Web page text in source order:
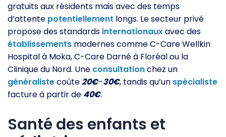
gratuits aux résidents mais avec des temps
d’attente potentiellement longs. Le secteur privé
propose des standards internationauxavec des
établissements modernes comme C-Care Wellkin
Hospital à Moka, C-Care Darné à Floréal ou la
Clinique du Nord. Une consultationchez un
généralistecoûte20€–30€, tandis qu’un spécialiste
facture à partir de 40€.
Santé des enfants et